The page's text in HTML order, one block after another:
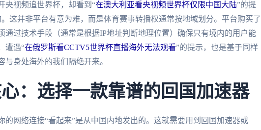
央视频追世界杯，却看到“在澳大利亚看央视频世界杯仅限中国大陆”的提
。这并非平台有意为难，而是体育赛事转播权通常按地域划分。平台购买了
通过技术手段（通常是根据IP地址判断地理位置）确保只有境内的用户能
遭遇“在俄罗斯看CCTV5世界杯直播海外无法观看”的提示，也是基于同样
身处海外的我们隔绝开来。
：选择一款靠谱的回国加速器
的网络连接“看起来”是从中国内地发出的。这就需要用到回国加速器或